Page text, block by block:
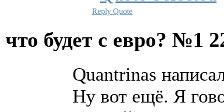
Reply Quote
что будет с евро? №1
Quantrinas
Ну вот ещё. Я